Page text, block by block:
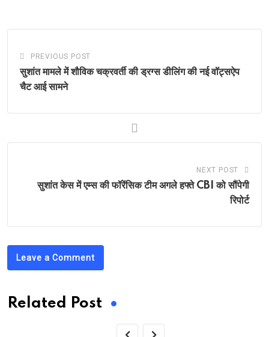
PREVIOUS POST
सुशांत मामले में शौविक चक्रवर्ती की ड्रग्स डीलिंग की नई वॉट्सऐप
चैट आई सामने
NEXT POST
सुशांत केस में एम्स की फॉरेंसिक टीम अगले हफ्ते CBI को सौंपेगी
रिपोर्ट
Leave a Comment
Related Post